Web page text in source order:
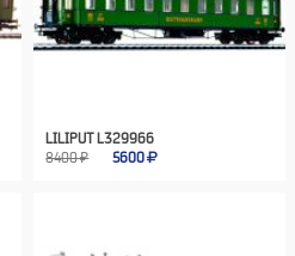
LILIPUT L329966
8400 ₽
5600